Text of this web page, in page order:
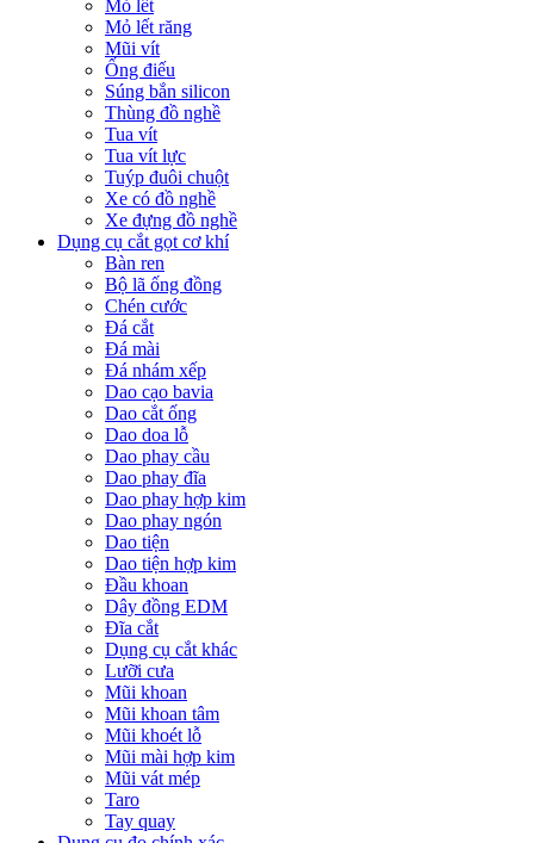
Mỏ lết
Mỏ lết răng
Mũi vít
Ống điếu
Súng bắn silicon
Thùng đồ nghề
Tua vít
Tua vít lực
Tuýp đuôi chuột
Xe có đồ nghề
Xe đựng đồ nghề
Dụng cụ cắt gọt cơ khí
Bàn ren
Bộ lã ống đồng
Chén cước
Đá cắt
Đá mài
Đá nhám xếp
Dao cạo bavia
Dao cắt ống
Dao doa lỗ
Dao phay cầu
Dao phay đĩa
Dao phay hợp kim
Dao phay ngón
Dao tiện
Dao tiện hợp kim
Đầu khoan
Dây đồng EDM
Đĩa cắt
Dụng cụ cắt khác
Lưỡi cưa
Mũi khoan
Mũi khoan tâm
Mũi khoét lỗ
Mũi mài hợp kim
Mũi vát mép
Taro
Tay quay